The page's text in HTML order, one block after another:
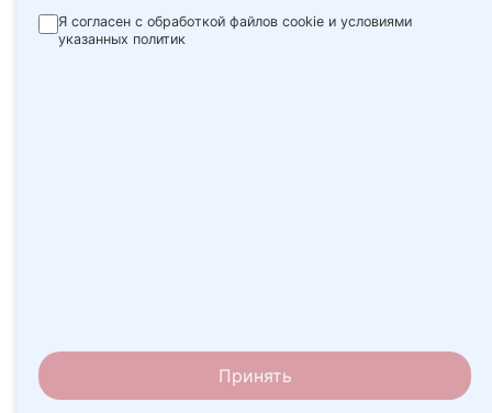
Я согласен с обработкой файлов cookie и условиями
указанных политик
Принять